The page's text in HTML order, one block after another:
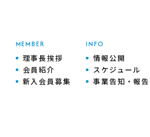
MEMBER
理事長挨拶
会員紹介
新入会員募集
INFO
情報公開
スケジュール
事業告知・報告